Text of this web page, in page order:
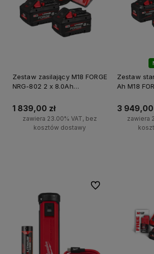
Zestaw zasilający M18 FORGE
NRG-802 2 x 8.0Ah
1 839,00 zł
zawiera 23.00% VAT, bez
kosztów dostawy
Zestaw
Ah M18
3 949,00
zawiera
Do ulubionych